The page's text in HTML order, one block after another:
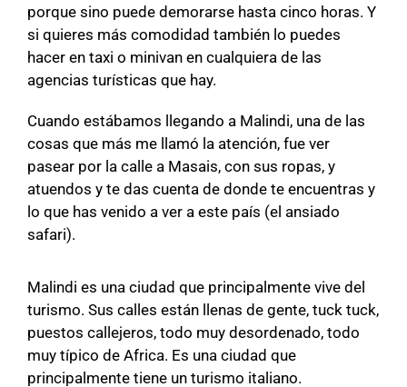
porque sino puede demorarse hasta cinco horas. Y
si quieres más comodidad también lo puedes
hacer en taxi o minivan en cualquiera de las
agencias turísticas que hay.
Cuando estábamos llegando a Malindi, una de las
cosas que más me llamó la atención, fue ver
pasear por la calle a Masais, con sus ropas, y
atuendos y te das cuenta de donde te encuentras y
lo que has venido a ver a este país (el ansiado
safari).
Malindi es una ciudad que principalmente vive del
turismo. Sus calles están llenas de gente, tuck tuck,
puestos callejeros, todo muy desordenado, todo
muy típico de Africa. Es una ciudad que
principalmente tiene un turismo italiano.